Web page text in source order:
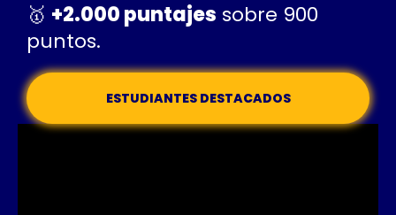
🥇‍ +2.000 puntajes sobre 900
puntos.
ESTUDIANTES DESTACADOS